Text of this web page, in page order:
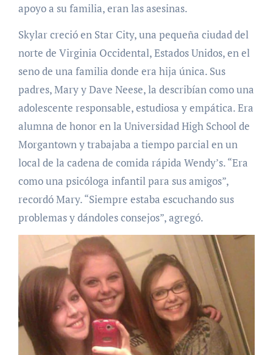
apoyo a su familia, eran las asesinas.
Skylar creció en Star City, una pequeña ciudad del
norte de Virginia Occidental, Estados Unidos, en el
seno de una familia donde era hija única. Sus
padres, Mary y Dave Neese, la describían como una
adolescente responsable, estudiosa y empática. Era
alumna de honor en la Universidad High School de
Morgantown y trabajaba a tiempo parcial en un
local de la cadena de comida rápida Wendy’s. “Era
como una psicóloga infantil para sus amigos”,
recordó Mary. “Siempre estaba escuchando sus
problemas y dándoles consejos”, agregó.